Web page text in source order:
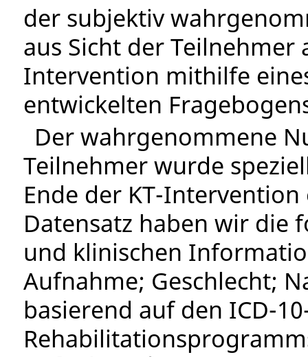
der subjektiv
aus Sicht der
Intervention mithilfe
entwickelten
Der wahrgenommene
Teilnehmer wurde
Ende der KT-
Datensatz haben wir die
und klinischen
Aufnahme; Geschlecht;
basierend auf den ICD-